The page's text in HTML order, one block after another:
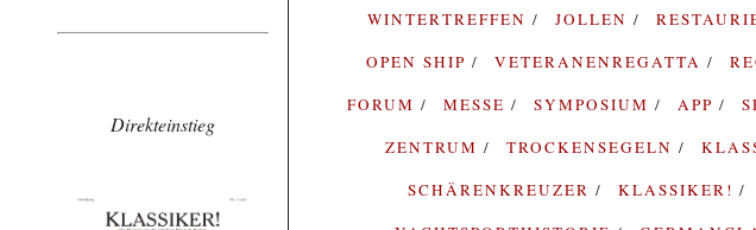
Direkteinstieg
WINTERTREFFEN
JOLLEN
OPEN SHIP
VETERANENREGATTA
FORUM
MESSE SYMPOSIUM APP
ZENTRUM
TROCKENSEGELN
SCHÄRENKREUZER
KLASSIKER!